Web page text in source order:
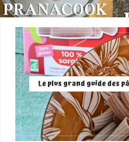
Le plus grand guide des